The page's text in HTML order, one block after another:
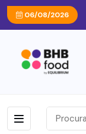
06/08/2026